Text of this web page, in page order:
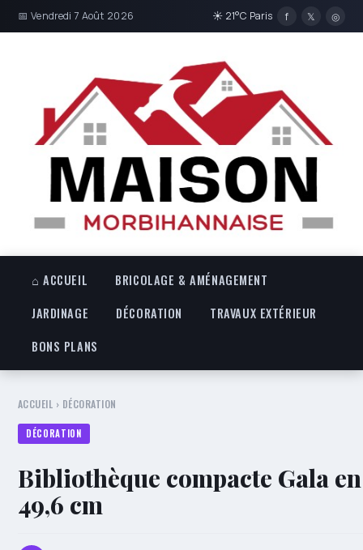
📅 Vendredi 7 Août 2026 ☀ 21°C Paris f 𝕏 ◎
⌂ ACCUEIL
BRICOLAGE & AMÉNAGEMENT
JARDINAGE
DÉCORATION
TRAVAUX EXTÉRIEUR
BONS PLANS
ACCUEIL › DÉCORATION
DÉCORATION
Bibliothèque compacte Gala
49,6 cm